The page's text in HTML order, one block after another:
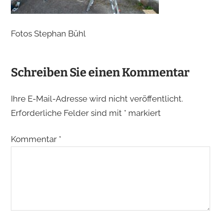
Fotos Stephan Bühl
Schreiben Sie einen Kommentar
Ihre E-Mail-Adresse wird nicht veröffentlicht.
Erforderliche Felder sind mit *markiert
Kommentar *